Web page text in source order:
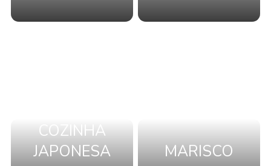
COZINHA
JAPONESA
MARISCO